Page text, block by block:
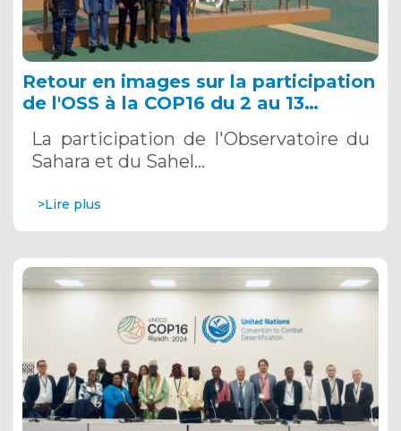
Retour en images sur la participation
de l'OSS à la COP16 du 2 au 13
Saoudite
La participation de l'Observatoire du
Sahara et du Sahel…
>Lire plus